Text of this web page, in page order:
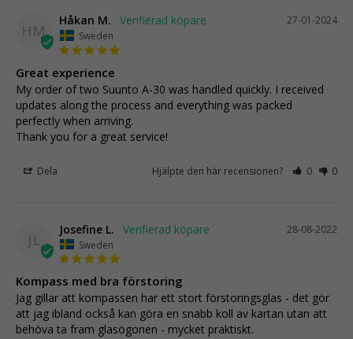
HM
27-01-2024
Håkan M.
Sweden
Great experience
My order of two Suunto A-30 was handled quickly. I received
updates along the process and everything was packed
perfectly when arriving.
Thank you for a great service!
Dela Hjälpte den här recensionen? 0 0
28-08-2022
Josefine L.
Sweden
Kompass med bra förstoring
Jag gillar att kompassen har ett stort förstoringsglas - det gör
att jag ibland också kan göra en snabb koll av kartan utan att
behöva ta fram glasögonen - mycket praktiskt.